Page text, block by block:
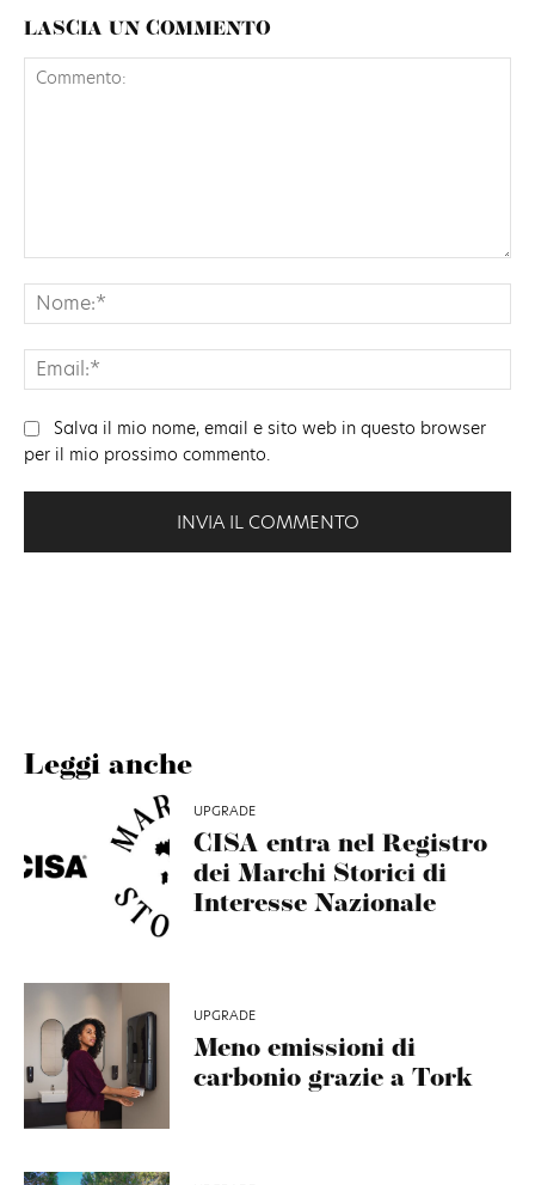
Leggi anche
UPGRADE
CISA entra nel Registro
dei Marchi Storici di
Interesse Nazionale
UPGRADE
Meno emissioni di
carbonio grazie a Tork
LASCIA UN COMMENTO
Salva il mio nome, email e sito web in questo browser
per il mio prossimo commento.